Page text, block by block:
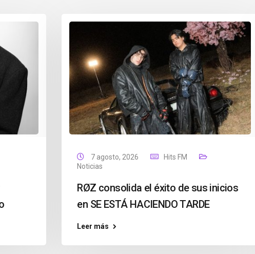
7 agosto, 2026
Hits FM
Noticias
RØZ consolida el éxito de sus inicios
en SE ESTÁ HACIENDO TARDE
Leer más